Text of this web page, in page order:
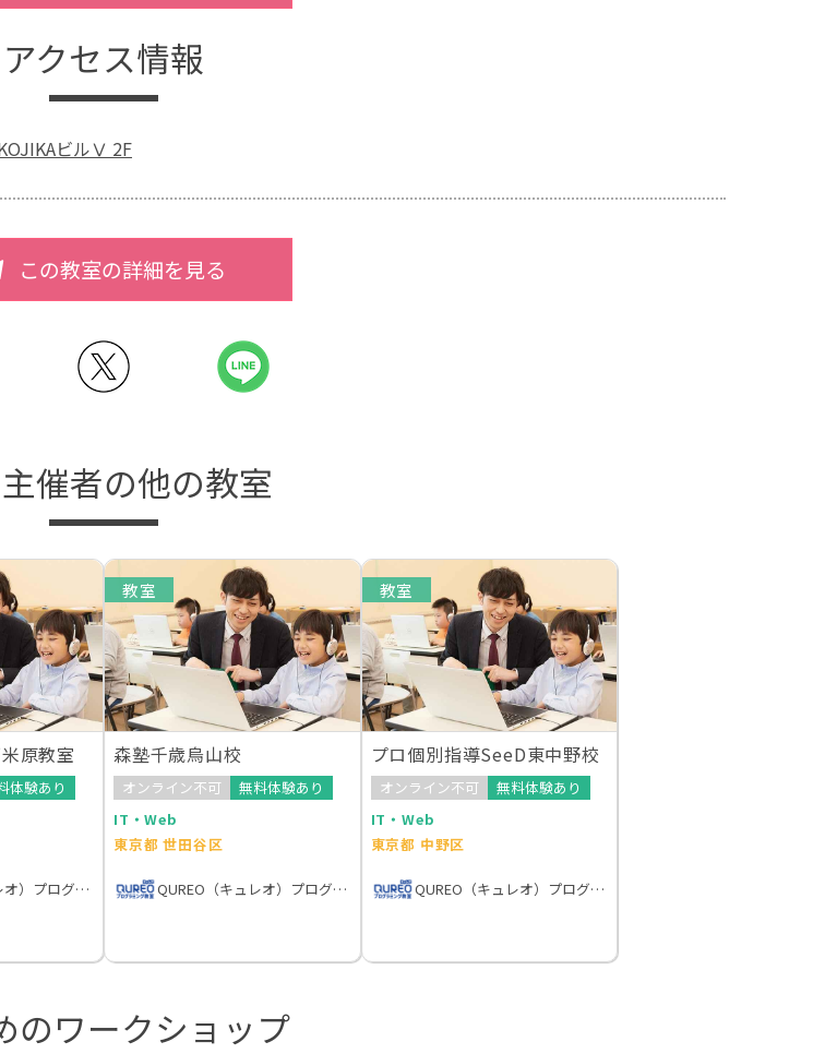
アクセス情報
ビルⅤ 2F
この教室の詳細を見る
催者の他の教室
原教室
体験あり
QUREO（キュレオ）プログラミング教室
教室
森塾千歳烏山校
オンライン不可
無料体験あり
IT・Web
東京都 世田谷区
QUREO（キュレオ）プログラミング教室
教室
プロ個別指導SeeD東中野校
オンライン不可
無料体験あり
IT・Web
東京都 中野区
QUREO（キュレオ）プログラミング教室
のワークショップ